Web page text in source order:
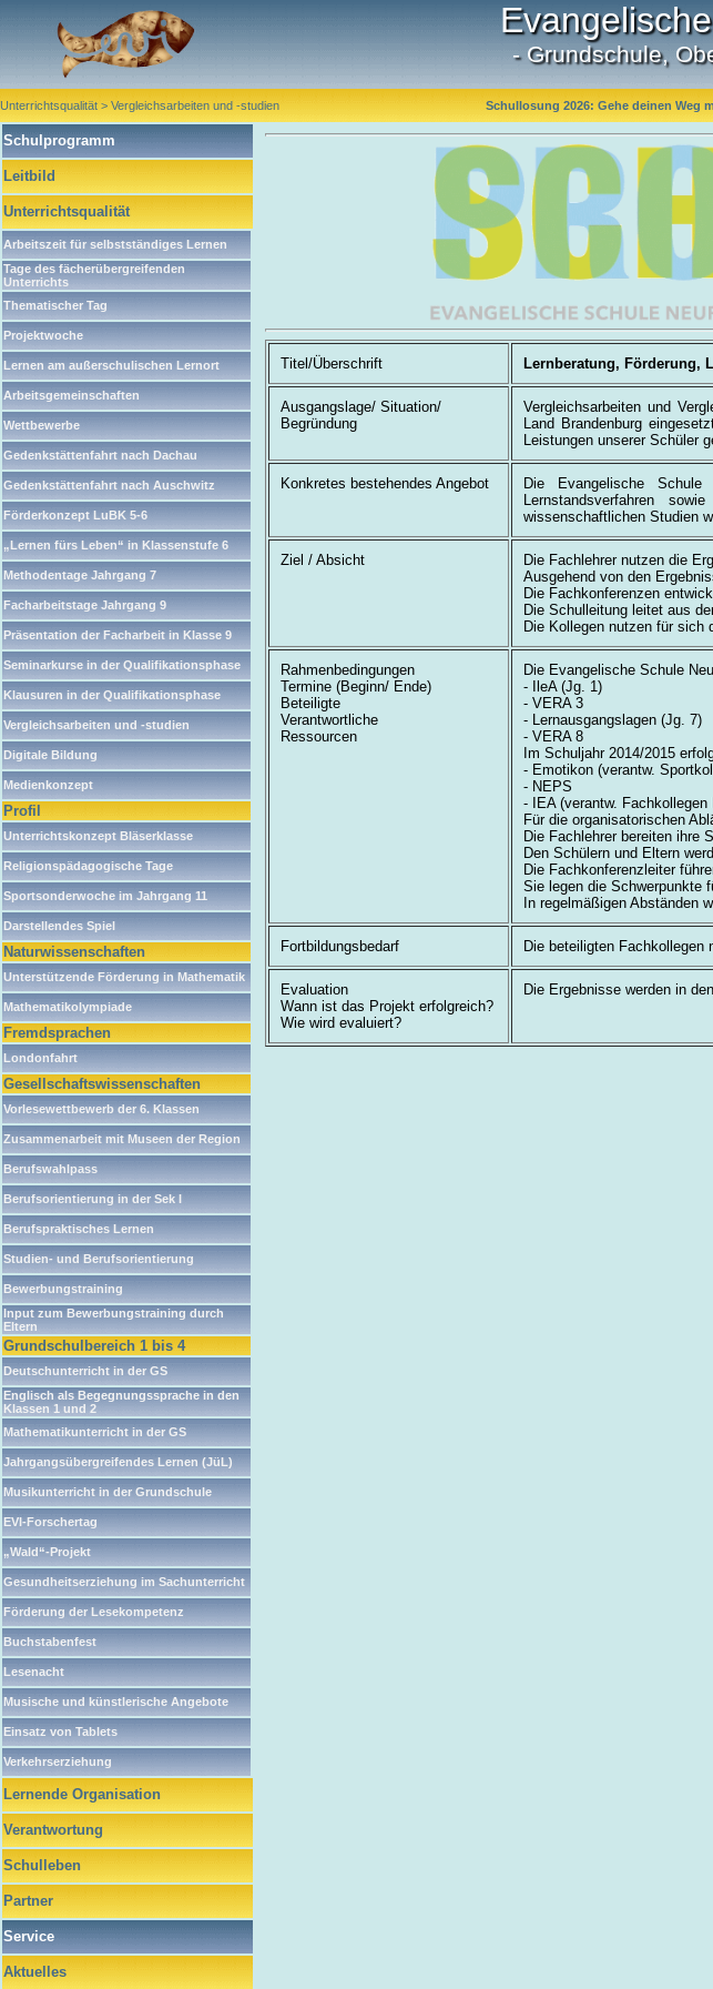
- Grundschule,
Unterrichtsqualität > Vergleichsarbeiten und -studien Schullosung 2026: Gehe deinen Weg
Schulprogramm
Leitbild
Unterrichtsqualität
Arbeitszeit für selbstständiges Lernen
Tage des fächerübergreifenden
Unterrichts
Thematischer Tag
Projektwoche
Lernen am außerschulischen Lernort
Arbeitsgemeinschaften
Wettbewerbe
Gedenkstättenfahrt nach Dachau
Gedenkstättenfahrt nach Auschwitz
Förderkonzept LuBK 5-6
„Lernen fürs Leben“ in Klassenstufe 6
Methodentage Jahrgang 7
Facharbeitstage Jahrgang 9
Präsentation der Facharbeit in Klasse 9
Seminarkurse in der Qualifikationsphase
Klausuren in der Qualifikationsphase
Vergleichsarbeiten und -studien
Digitale Bildung
Medienkonzept
Profil
Unterrichtskonzept Bläserklasse
Religionspädagogische Tage
Sportsonderwoche im Jahrgang 11
Darstellendes Spiel
Naturwissenschaften
Unterstützende Förderung in Mathematik
Mathematikolympiade
Fremdsprachen
Londonfahrt
Gesellschaftswissenschaften
Vorlesewettbewerb der 6. Klassen
Zusammenarbeit mit Museen der Region
Berufswahlpass
Berufsorientierung in der Sek I
Berufspraktisches Lernen
Studien- und Berufsorientierung
Bewerbungstraining
Input zum Bewerbungstraining durch
Eltern
Grundschulbereich 1 bis 4
Deutschunterricht in der GS
Englisch als Begegnungssprache in den
Klassen 1 und 2
Mathematikunterricht in der GS
Jahrgangsübergreifendes Lernen (JüL)
Musikunterricht in der Grundschule
EVI-Forschertag
„Wald“-Projekt
Gesundheitserziehung im Sachunterricht
Förderung der Lesekompetenz
Buchstabenfest
Lesenacht
Musische und künstlerische Angebote
Einsatz von Tablets
Verkehrserziehung
Lernende Organisation
Verantwortung
Schulleben
Partner
Service
Aktuelles
Titel/Überschrift Lernberatung, Förderung,
Ausgangslage/ Situation/
Begründung
Vergleichsarbeiten und
Land Brandenburg
Leistungen unserer Schüler
Konkretes bestehendes Angebot
Die Evangelische
Lernstandsverfahren
wissenschaftlichen Studien
Ziel / Absicht
Die Fachlehrer nutzen die
Ausgehend von den
Die Fachkonferenzen
Die Schulleitung leitet aus
Die Kollegen nutzen für sich
Rahmenbedingungen
Termine (Beginn/ Ende)
Beteiligte
Verantwortliche
Ressourcen
Die Evangelische Schule
- IleA (Jg. 1)
- VERA 3
- Lernausgangslagen (Jg. 7)
- VERA 8
Im Schuljahr 2014/2015
- Emotikon (verantw.
- NEPS
- IEA (verantw.
Für die organisatorischen
Die Fachlehrer bereiten ihre
Den Schülern und Eltern
Die Fachkonferenzleiter
Sie legen die Schwerpunkte
In regelmäßigen Abständen
Fortbildungsbedarf Die beteiligten Fachkollegen
Evaluation
Wann ist das Projekt erfolgreich?
Wie wird evaluiert?
Die Ergebnisse werden in